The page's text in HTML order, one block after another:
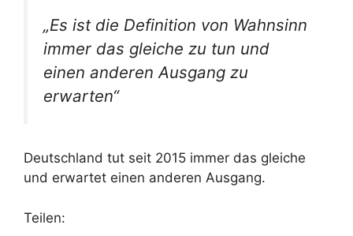
„Es ist die Definition von Wahnsinn
immer das gleiche zu tun und
einen anderen Ausgang zu
erwarten“
Deutschland tut seit 2015 immer das gleiche
und erwartet einen anderen Ausgang.
Teilen: